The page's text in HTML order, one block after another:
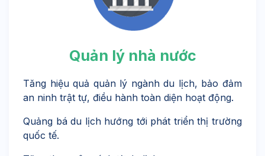
Quản lý nhà nước
Tăng hiệu quả quản lý ngành du lịch, bảo đảm
an ninh trật tự, điều hành toàn diện hoạt động.
Quảng bá du lịch hướng tới phát triển thị trường
quốc tế.